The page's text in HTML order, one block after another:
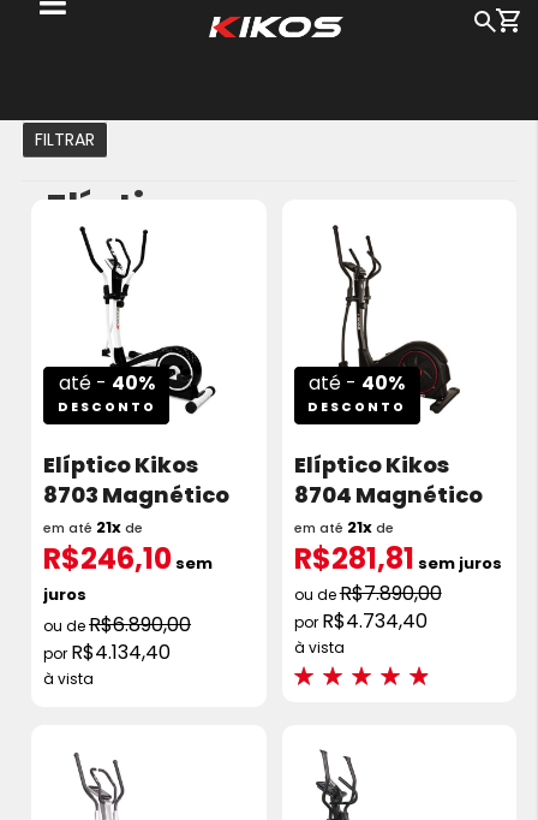
até - 40%
DESCONTO
Elíptico Kikos
8703 Magnético
R$6.890,00
R$4.134,40
à vista
em até 21xde
R$246,10 sem
juros
até - 40%
DESCONTO
Elíptico Kikos
8704 Magnético
Avaliações:
R$7.890,00
R$4.734,40
à vista
em até 21xde
R$281,81 sem juros
FILTRAR
Elípticos